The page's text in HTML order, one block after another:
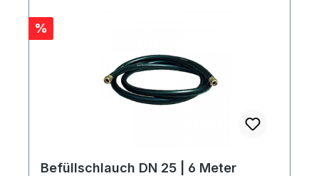
Rabatt
%
Befüllschlauch DN 25 | 6 Meter